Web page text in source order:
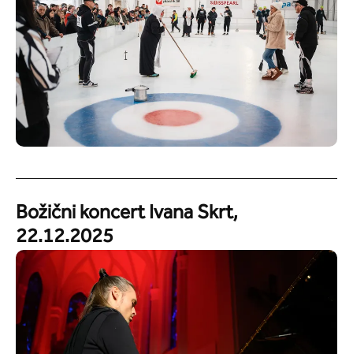
Božični koncert Ivana Skrt,
22.12.2025